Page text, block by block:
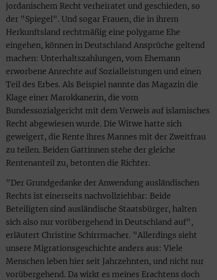
jordanischem Recht verheiratet und geschieden, so
der "Spiegel". Und sogar Frauen, die in ihrem
Herkunftsland rechtmäßig eine polygame Ehe
eingehen, können in Deutschland Ansprüche geltend
machen: Unterhaltszahlungen, vom Ehemann
erworbene Anrechte auf Sozialleistungen und einen
Teil des Erbes. Als Beispiel nannte das Magazin die
Klage einer Marokkanerin, die vom
Bundessozialgericht mit dem Verweis auf islamisches
Recht abgewiesen wurde. Die Witwe hatte sich
geweigert, die Rente ihres Mannes mit der Zweitfrau
zu teilen. Beiden Gattinnen stehe der gleiche
Rentenanteil zu, betonten die Richter.
"Der Grundgedanke der Anwendung ausländischen
Rechts ist einerseits nachvollziehbar: Beide
Beteiligten sind ausländische Staatsbürger, halten
sich also nur vorübergehend in Deutschland auf",
erläutert Christine Schirrmacher. "Allerdings sieht
unsere Migrationsgeschichte anders aus: Viele
Menschen leben hier seit Jahrzehnten, und nicht nur
vorübergehend. Da wirkt es meines Erachtens doch